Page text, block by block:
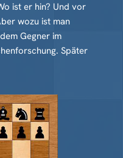
ist er hin? Und vor
wozu ist man
Gegner im
Später